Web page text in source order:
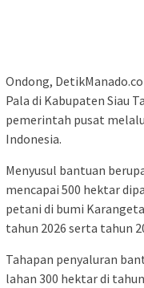
Ondong,
Pala di Kabupaten Siau
pemerintah pusat
Indonesia.
Menyusul bantuan
mencapai 500 hektar
petani di bumi
tahun 2026 serta tahun
Tahapan penyaluran
lahan 300 hektar di